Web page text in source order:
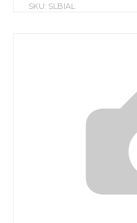
SKU: SLBIAL